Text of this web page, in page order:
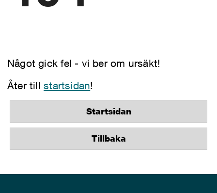
Något gick fel - vi ber om ursäkt!
Åter tillstartsidan!
Startsidan
Tillbaka